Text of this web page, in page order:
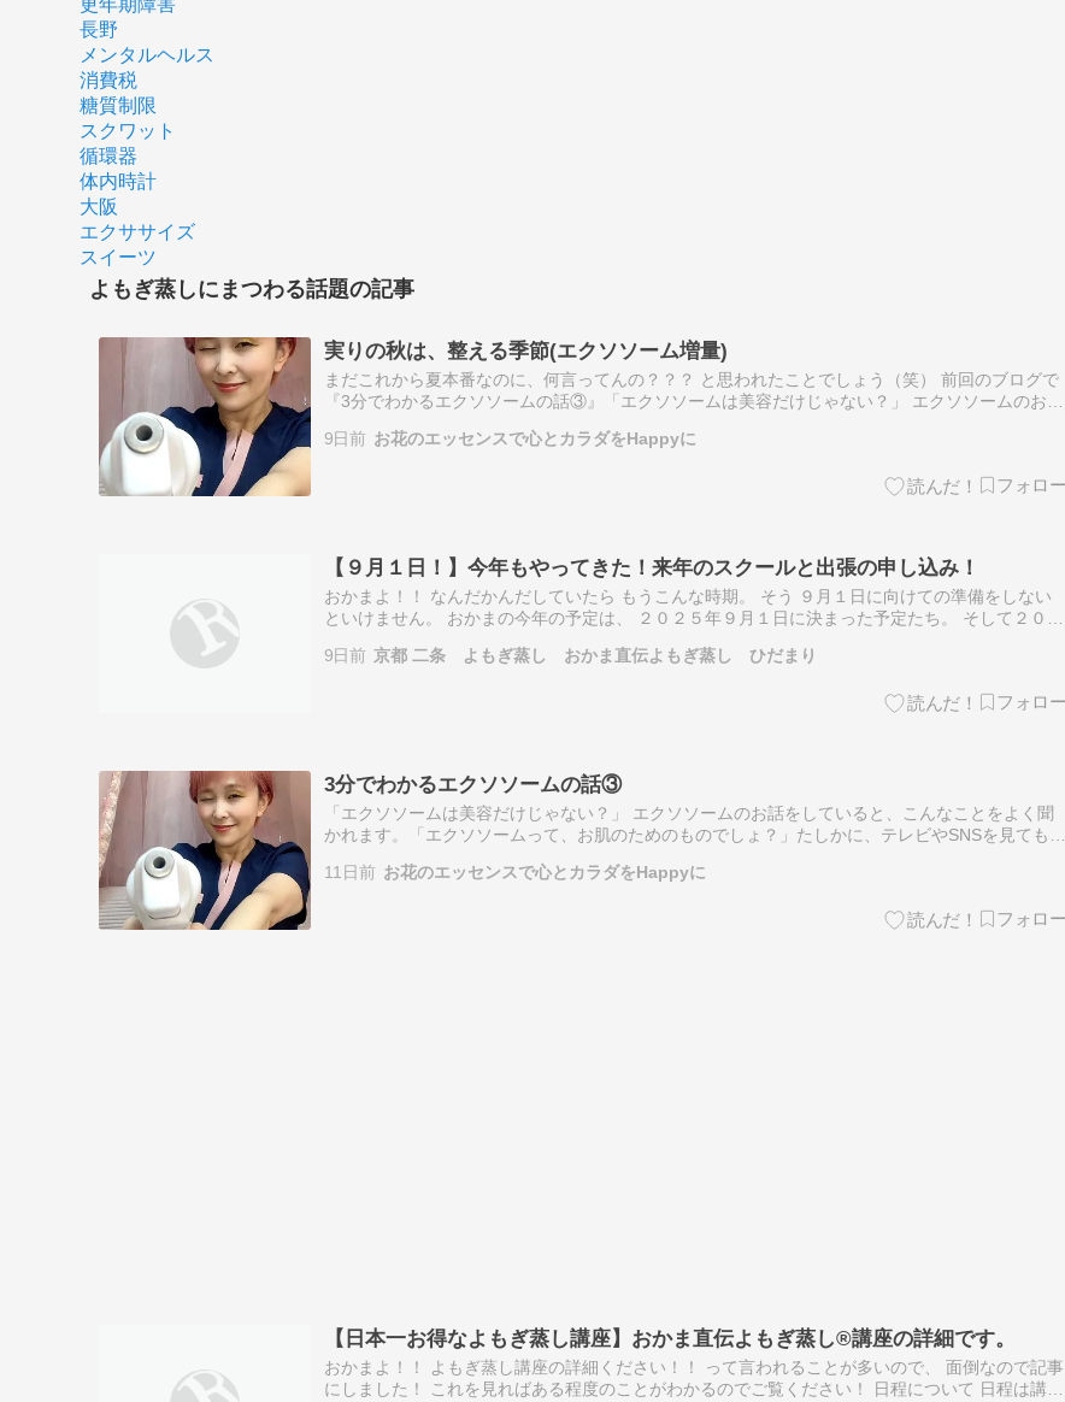
更年期障害
長野
メンタルヘルス
消費税
糖質制限
スクワット
循環器
体内時計
大阪
エクササイズ
スイーツ
よもぎ蒸しにまつわる話題の記事
実りの秋は、整える季節(エクソソーム増量)
まだこれから夏本番なのに、何言ってんの？？？ と思われたことでしょう（笑） 前回のブログで
『3分でわかるエクソソームの話③』「エクソソームは美容だけじゃない？」 エクソソームのお話
たしかに、…
9日前 お花のエッセンスで心とカラダをHappyに
【９月１日！】今年もやってきた！来年のスクールと出張の申し込み！
おかまよ！！ なんだかんだしていたら もうこんな時期。 そう ９月１日に向けての準備をしない
といけません。 おかまの今年の予定は、 ２０２５年９月１日に決まった予定たち。 そして２０２
め、…
9日前 京都 二条 よもぎ蒸し おかま直伝よもぎ蒸し ひだまり
3分でわかるエクソソームの話③
「エクソソームは美容だけじゃない？」 エクソソームのお話をしていると、こんなことをよく聞
かれます。「エクソソームって、お肌のためのものでしょ？」たしかに、テレビやSNSを見ても、
アとして注…
11日前 お花のエッセンスで心とカラダをHappyに
【日本一お得なよもぎ蒸し講座】おかま直伝よもぎ蒸し®︎講座の詳細です。
おかまよ！！ よもぎ蒸し講座の詳細ください！！ って言われることが多いので、 面倒なので記事
にしました！ これを見ればある程度のことがわかるのでご覧ください！ 日程について 日程は講師